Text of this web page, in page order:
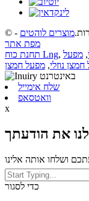
מוצרים לוהטים -
מפת אתר
תחנת כוח Lng, , מפעל Lng
נוזלי,
שלח אימייל
וואטסאפ
x
ושלחו אותה אלינו
כדי לסגור